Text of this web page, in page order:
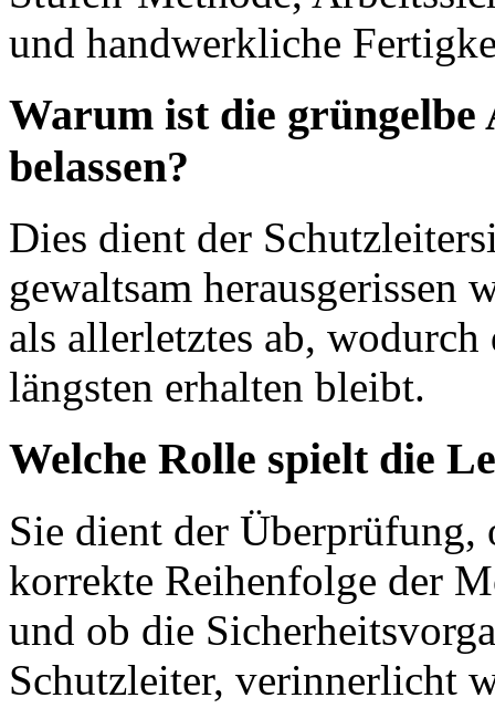
und handwerkliche
Warum ist die grüngelbe
belassen?
Dies dient der
gewaltsam herausgerissen
als allerletztes ab,
längsten erhalten bleibt.
Welche Rolle spielt die
Sie dient der Überprüfung,
korrekte Reihenfolge der
und ob die
Schutzleiter, verinnerlicht